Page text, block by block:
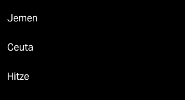
Jemen
Ceuta
Hitze